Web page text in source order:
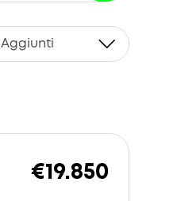
€19.850